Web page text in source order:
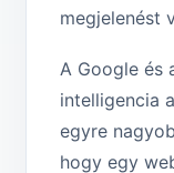
megjelenést
A Google és
intelligencia
egyre
hogy egy